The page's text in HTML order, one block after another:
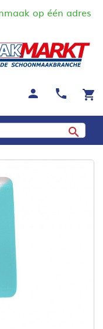
op één adres
shopping_cart
call
person
